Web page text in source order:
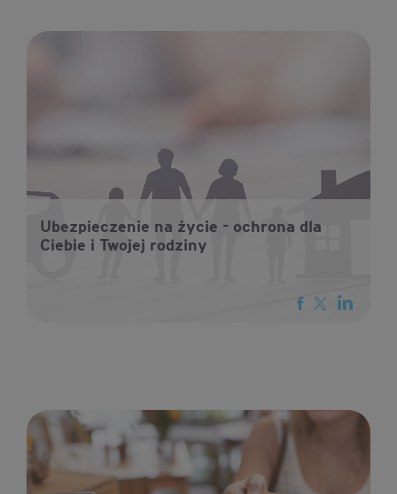
Ubezpieczenie na życie - ochrona dla
Ciebie i Twojej rodziny